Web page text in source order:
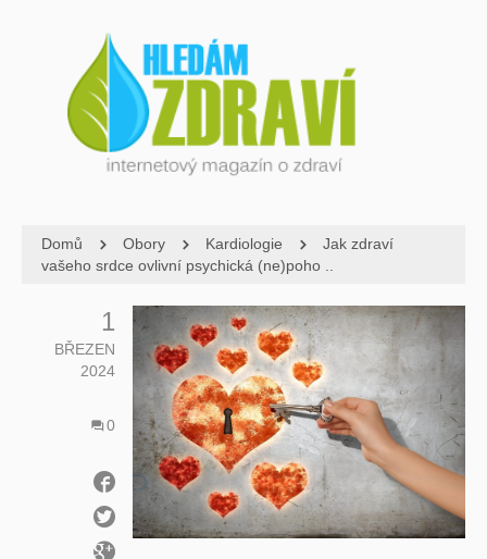
Domů Obory Kardiologie
Jak zdraví
vašeho srdce ovlivní psychická (ne)poho ..
1
BŘEZEN
2024
0